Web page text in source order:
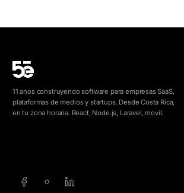
11 anos construyendo software para empresas SaaS,
plataformas de medios y startups. Desde Costa Rica,
en tu zona horaria. React, Node.js, Laravel, movil.